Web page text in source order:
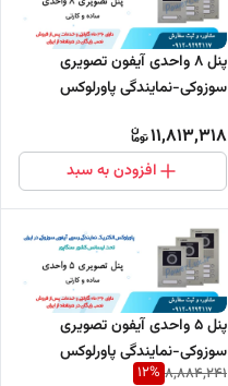
پنل 8 واحدی آیفون تصویری
سوزوکی-نمایندگی پاورلوکس
11,813,318
افزودن به سبد
پنل 5 واحدی آیفون تصویری
سوزوکی-نمایندگی پاورلوکس
8,884,241
12%